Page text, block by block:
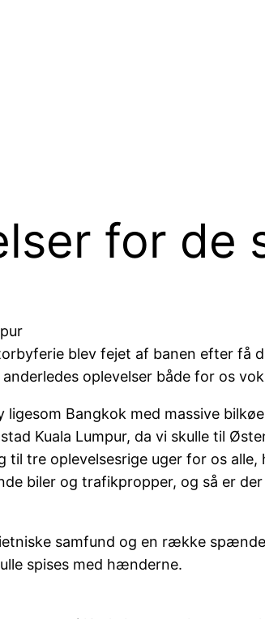
for de
blev fejet af banen efter få
oplevelser både for os
Bangkok med massive
Kuala Lumpur, da vi skulle til
tre oplevelsesrige uger for os
biler og trafikpropper, og så er
samfund og en række
spises med hænderne.